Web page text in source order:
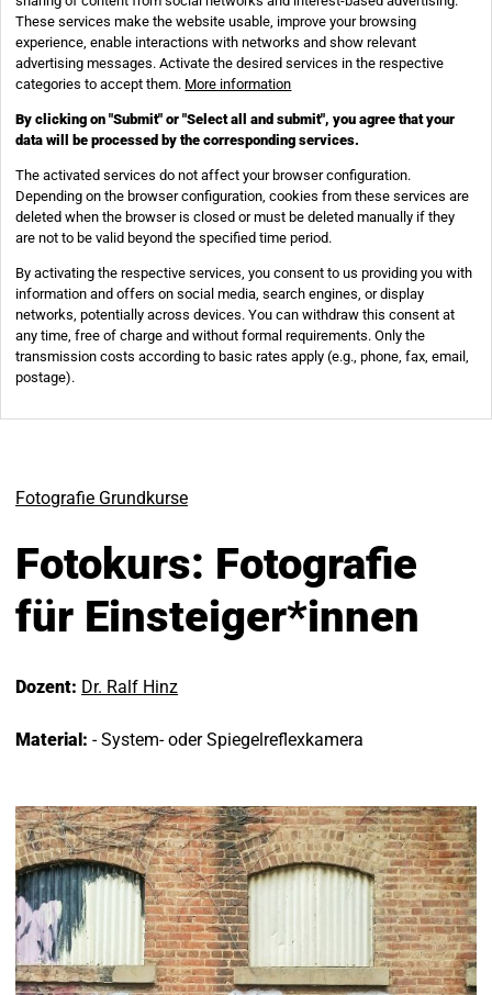
Fotografie Grundkurse
Fotokurs: Fotografie
für Einsteiger*innen
Dozent: Dr. Ralf Hinz
Material: - System- oder Spiegelreflexkamera